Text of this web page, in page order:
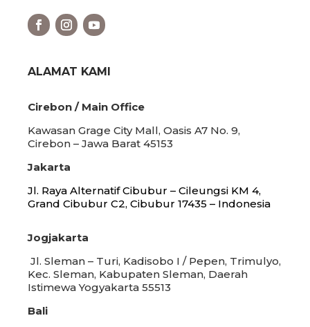
ALAMAT KAMI
Cirebon / Main Office
Kawasan Grage City Mall, Oasis A7 No. 9,
Cirebon – Jawa Barat 45153
Jakarta
Jl. Raya Alternatif Cibubur – Cileungsi KM 4,
Grand Cibubur C2, Cibubur 17435 – Indonesia
Jogjakarta
Jl. Sleman – Turi, Kadisobo I / Pepen, Trimulyo,
Kec. Sleman, Kabupaten Sleman, Daerah
Istimewa Yogyakarta 55513
Bali